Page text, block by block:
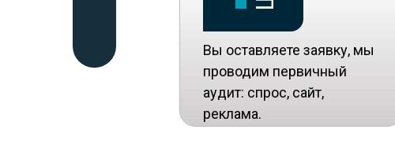
Вы оставляете заявку, мы
проводим первичный
аудит: спрос, сайт,
реклама.